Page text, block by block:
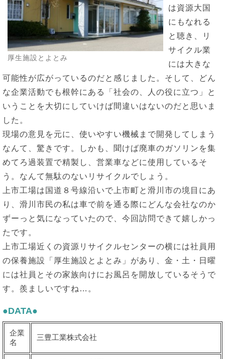
厚生施設とよとみ
は資源大国
にもなれる
と聴き、リ
サイクル業
には大きな
可能性が広がっているのだと感じました。そして、どん
な企業活動でも根幹にある「社会の、人の役に立つ」と
いうことを大切にしていけば間違いはないのだと思いま
した。
現場の意見を元に、使いやすい機械まで開発してしまう
なんて、驚きです。しかも、聞けば廃車のガソリンを集
めてろ過装置で精製し、営業車などに使用しているそ
う。なんて無駄のないリサイクルでしょう。
上市工場は国道８号線沿いで上市町と滑川市の境目にあ
り、滑川市民の私は車で前を通る際にどんな会社なのか
ずーっと気になっていたので、今回訪問できて嬉しかっ
たです。
上市工場近くの資源リサイクルセンターの横には社員用
の保養施設「厚生施設とよとみ」があり、金・土・日曜
には社員とその家族向けにお風呂を開放しているそうで
す。羨ましいですね…。
●DATA●
企業
名
三豊工業株式会社